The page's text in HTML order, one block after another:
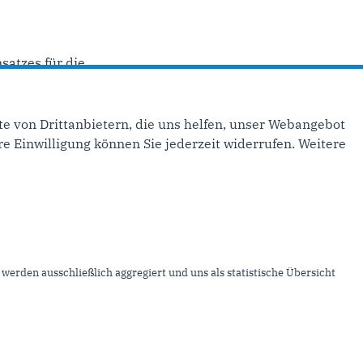
für die...
Seite ›
von Drittanbietern, die uns helfen, unser Webangebot
Einwilligung können Sie jederzeit widerrufen. Weitere
ausschließlich aggregiert und uns als statistische Übersicht